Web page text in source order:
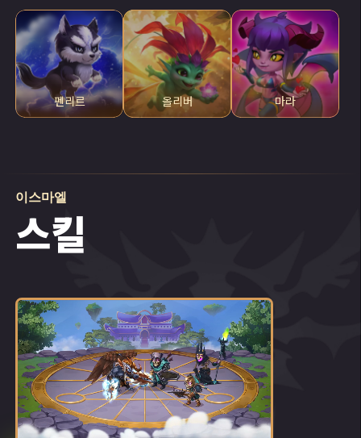
다. 우아한 첨탑들이 높고 푸른 하늘을 떠받치
듯 솟아있으며, 언제나 전국 방방곡곡의 젊은 상
인, 공예가, 학자들이 모여드는 곳이죠. 하지만
이곳에서 가장 유명한 이를 꼽으라면 단연 대마
법사 파루크였습니다. 그가 행하는 기적에 관한
이야기는 도미니언에서 모르는 이가 없을 정도
였고, 자애로운 심성과 심오한 지식으로 만인의
존경을 한몸에 받았죠.
펜리르 올리버 마라
이스마엘
스킬